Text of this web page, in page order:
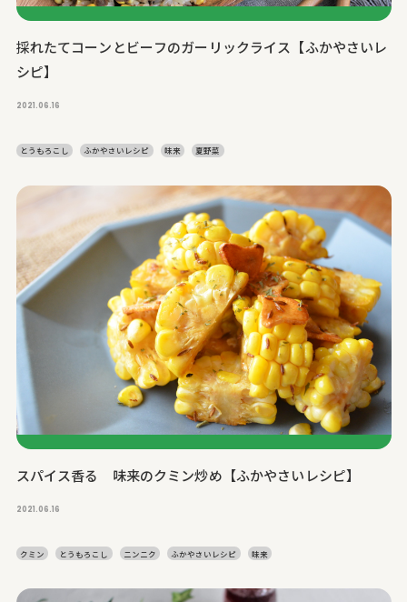
採れたてコーンとビーフのガーリックライス【ふかやさいレ
シピ】
2021.06.16
とうもろこし ふかやさいレシピ 味来 夏野菜
スパイス香る 味来のクミン炒め【ふかやさいレシピ】
2021.06.16
クミン とうもろこし ニンニク ふかやさいレシピ 味来